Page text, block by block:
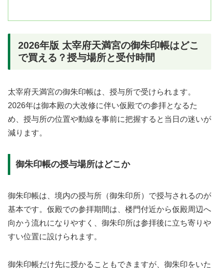
2026年版 太宰府天満宮の御朱印帳はどこ
で買える？授与場所と受付時間
太宰府天満宮の御朱印帳は、授与所で受けられます。
2026年は御本殿の大改修に伴い仮殿での参拝となるた
め、授与所の位置や動線を事前に把握すると当日の迷いが
減ります。
御朱印帳の授与場所はどこか
御朱印帳は、境内の授与所（御朱印所）で授与されるのが
基本です。仮殿での参拝期間は、楼門付近から仮殿周辺へ
向かう流れになりやすく、御朱印所は参拝後に立ち寄りや
すい位置に設けられます。
御朱印帳だけ先に授かることもできますが、御朱印をいた